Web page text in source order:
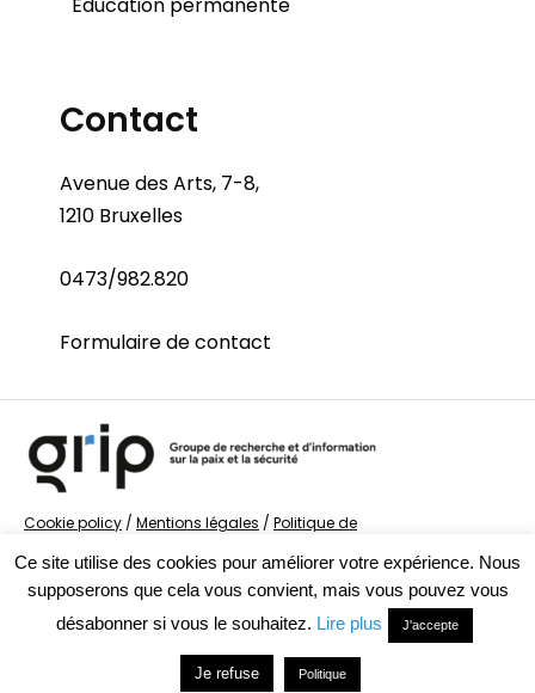
Éducation permanente
Contact
Avenue des Arts, 7-8,
1210 Bruxelles
0473/982.820
Formulaire de contact
Cookie policy / Mentions légales / Politique de
la Sécurité
Ce site utilise des cookies pour améliorer votre expérience. Nous
supposerons que cela vous convient, mais vous pouvez vous
désabonner si vous le souhaitez. Lire plus J'accepte
Je refuse Politique